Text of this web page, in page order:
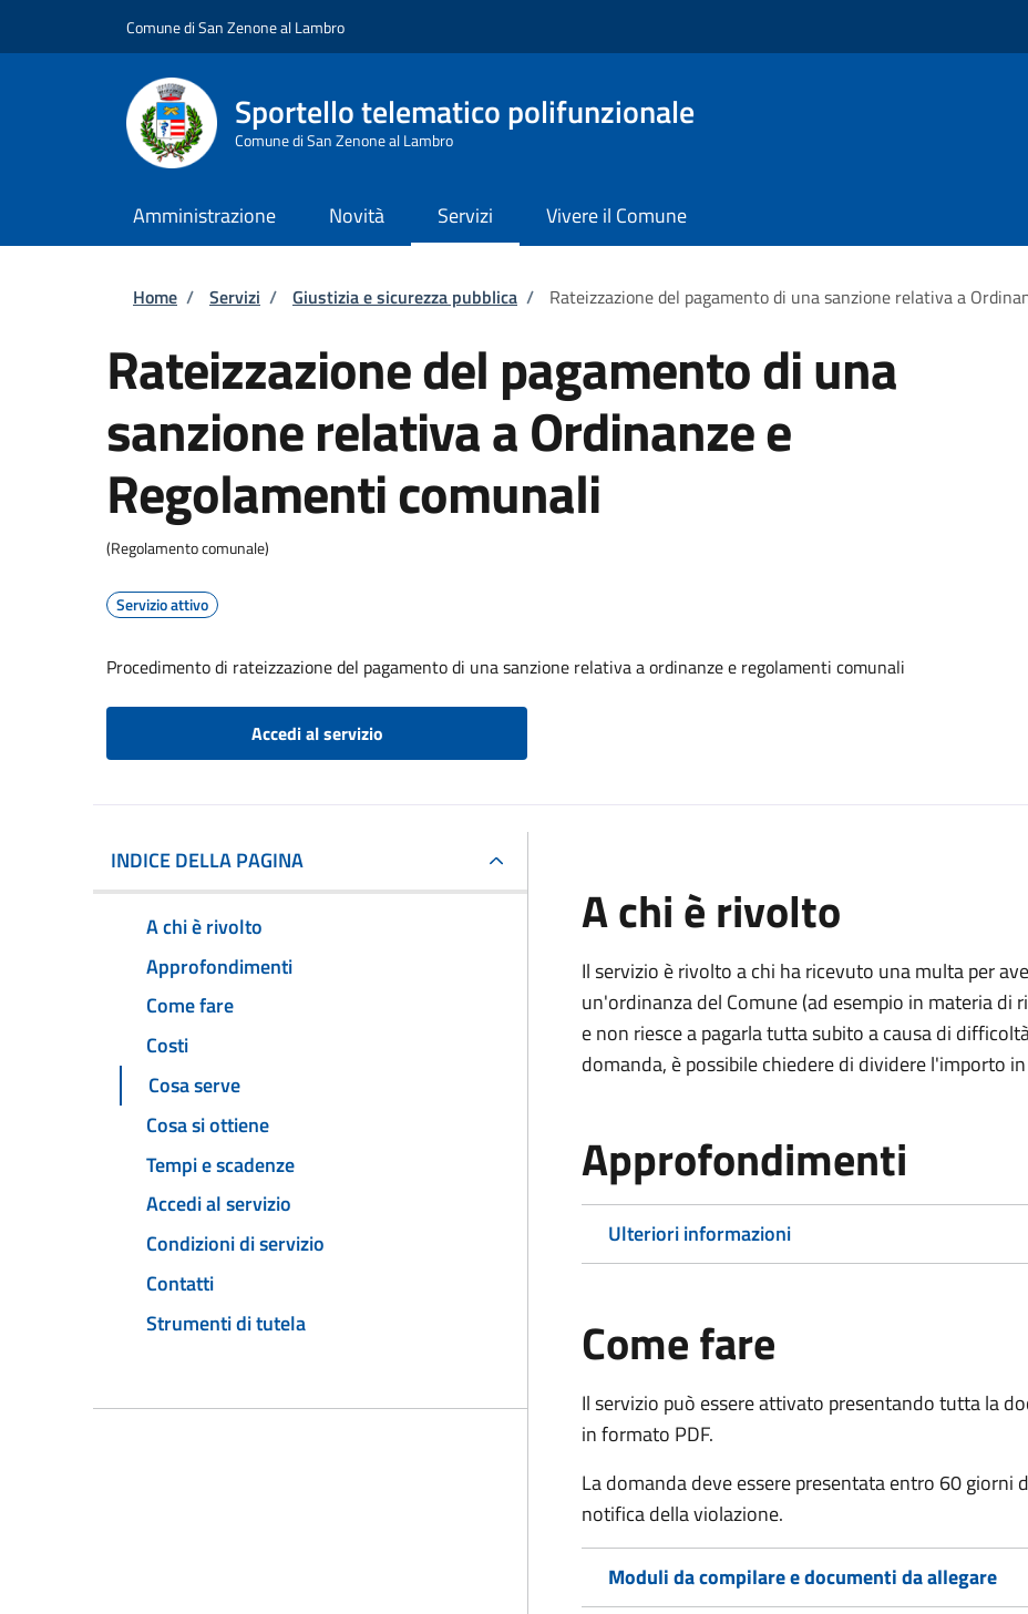
Comune di San Zenone al Lambro
Sportello telematico polifunzionale
Comune di San Zenone al Lambro
Amministrazione Novità Servizi Vivere il Comune
Briciole di pane
Home / Servizi / Giustizia e sicurezza pubblica / Rateizzazione del pagamento di una sanzione relativa a
Rateizzazione del pagamento di una
sanzione relativa a Ordinanze e
Regolamenti comunali
(Regolamento comunale)
Servizio attivo
Procedimento di rateizzazione del pagamento di una sanzione relativa a ordinanze e regolamenti comunali
Accedi al servizio
INDICE DELLA PAGINA
A chi è rivolto
Approfondimenti
Come fare
Costi
Cosa serve
Cosa si ottiene
Tempi e scadenze
Accedi al servizio
Condizioni di servizio
Contatti
Strumenti di tutela
A chi è rivolto
Il servizio è rivolto a chi ha ricevuto una multa per
un'ordinanza del Comune (ad esempio in materia di
e non riesce a pagarla tutta subito a causa di
domanda, è possibile chiedere di dividere l'importo
Approfondimenti
Ulteriori informazioni
Come fare
Il servizio può essere attivato presentando tutta la
in formato PDF.
La domanda deve essere presentata entro 60 giorni
notifica della violazione.
Moduli da compilare e documenti da allegare